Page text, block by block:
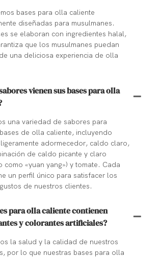
bases para olla caliente
diseñadas para musulmanes.
se elaboran con ingredientes halal,
que los musulmanes puedan
una deliciosa experiencia de olla
vienen sus bases para olla
una variedad de sabores para
de olla caliente, incluyendo
adormecedor, caldo claro,
de caldo picante y claro
como «yuan yang») y tomate. Cada
un perfil único para satisfacer los
de nuestros clientes.
para olla caliente contienen
y colorantes artificiales?
la salud y la calidad de nuestros
por lo que nuestras bases para olla